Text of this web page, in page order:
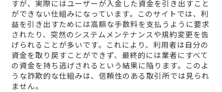
すが、実際にはユーザーが入金した資金を引き出すこと
ができない仕組みになっています。このサイトでは、利
益を引き出すためには高額な手数料を支払うように要求
されたり、突然のシステムメンテナンスや規約変更を告
げられることが多いです。これにより、利用者は自分の
資金を取り戻すことができず、最終的には業者にすべて
の資金を持ち逃げされるという結果に陥ります。このよ
うな詐欺的な仕組みは、信頼性のある取引所では見られ
ません。